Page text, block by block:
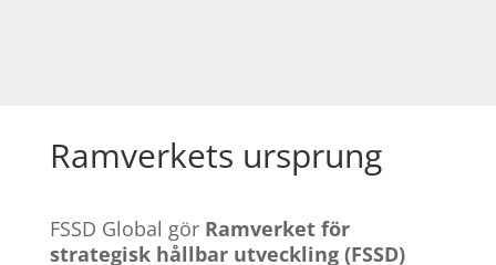
Ramverkets ursprung
FSSD Global gör Ramverket för
strategisk hållbar utveckling (FSSD)